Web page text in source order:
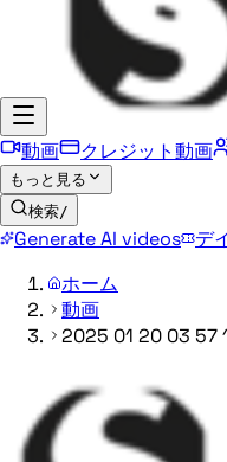
動画
クレジット動画
もっと見る
検索/
Generate AI videos デ
ホーム
動画
2025 01 20 03 57